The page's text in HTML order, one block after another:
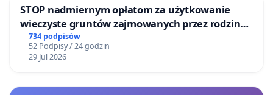
STOP nadmiernym opłatom za użytkowanie
wieczyste gruntów zajmowanych przez rodzinne
ogrody działkowe.
734 podpisów
52 Podpisy / 24 godzin
29 Jul 2026